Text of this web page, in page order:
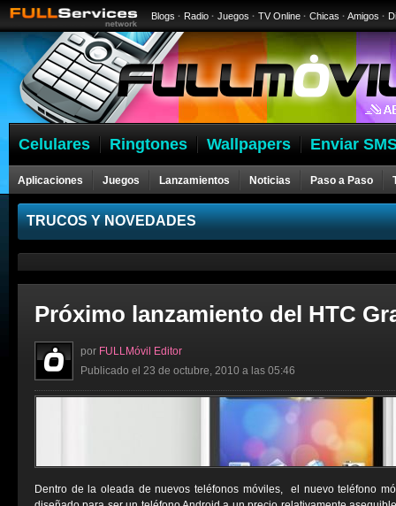
Blogs · Radio · Juegos · TV Online · Chicas · Amigos ·
Celulares Ringtones Wallpapers Enviar
Aplicaciones Juegos Lanzamientos Noticias Paso a Paso
Celulares
TRUCOS Y NOVEDADES
Próximo lanzamiento del HTC
por FULLMóvil Editor
Publicado el 23 de octubre, 2010 a las 05:46
Dentro de la oleada de nuevos teléfonos móviles, el nuevo teléfono